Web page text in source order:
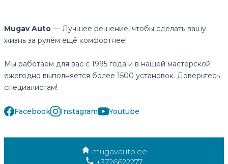
Mugav Auto — Лучшее решение, чтобы сделать вашу
жизнь за рулём ещё комфортнее!
Мы работаем для вас с 1995 года и в нашей мастерской
ежегодно выполняется более 1500 установок. Доверьтесь
специалистам!
Facebook Instagram Youtube
mugavauto.ee